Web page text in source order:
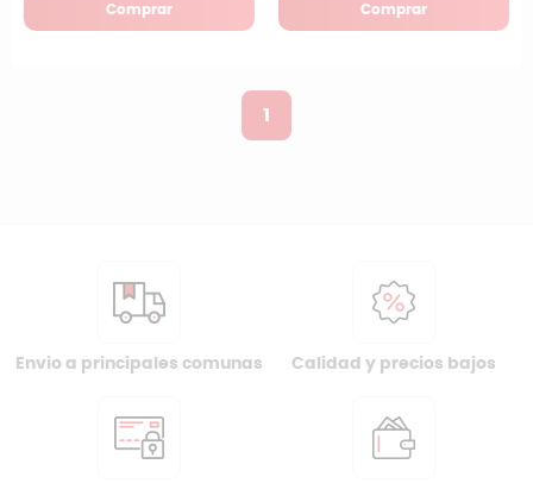
Comprar Comprar
1
Envio a principales comunas Calidad y precios bajos